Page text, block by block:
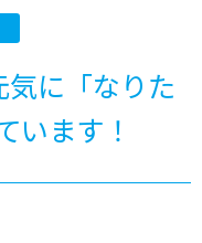
に「なりた
います！